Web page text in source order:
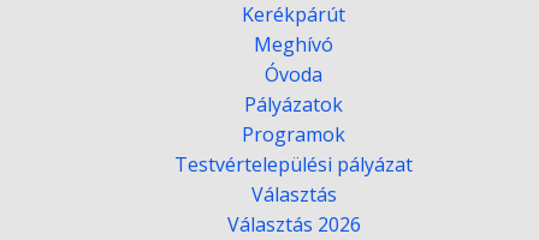
Kerékpárút
Meghívó
Óvoda
Pályázatok
Programok
Testvértelepülési pályázat
Választás
Választás 2026